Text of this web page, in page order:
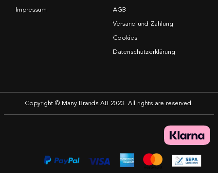
Impressum
AGB
Versand und Zahlung
Cookies
Datenschutzerklärung
Copyright © Many Brands AB 2023. All rights are reserved.